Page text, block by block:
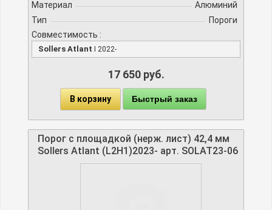
Материал
Алюминий
Тип
Пороги
Совместимость :
Sollers Atlant I 2022-
17 650 руб.
В корзину Быстрый заказ
Порог с площадкой (нерж. лист) 42,4 мм
Sollers Atlant (L2H1)2023- арт. SOLAT23-06